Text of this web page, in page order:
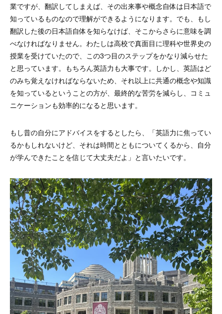
業ですが、翻訳してしまえば、その出来事や概念自体は日本語で
知っているものなので理解ができるようになります。でも、もし
翻訳した後の日本語自体を知らなけば、そこからさらに意味を調
べなければなりません。わたしは高校で真面目に理科や世界史の
授業を受けていたので、この3つ目のステップをかなり減らせた
と思っています。もちろん英語力も大事です。しかし、英語はど
のみち覚えなければならないため、それ以上に共通の概念や知識
を知っているということの方が、最終的な苦労を減らし、コミュ
ニケーションも効率的になると思います。
もし昔の自分にアドバイスをするとしたら、「英語力に焦ってい
るかもしれないけど、それは時間とともについてくるから、自分
が学んできたことを信じて大丈夫だよ」と言いたいです。